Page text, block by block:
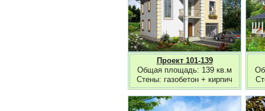
Проект 101-139
Общая площадь: 139 кв.м
Стены: газобетон + кирпич